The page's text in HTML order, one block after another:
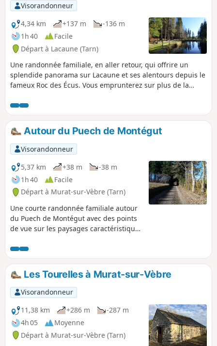
Visorandonneur
4,34 km
+137 m
-136 m
1h 40
Facile
Départ à Lacaune (Tarn)
Une randonnée familiale, en aller retour, qui offrire un
splendide panorama sur Lacaune et ses alentours depuis le
fameux Roc des Écus. Vous emprunterez sur plus de la
sans aucune difficulté, quasiment ombragé tout du long.
Autour du Puech de Montégut
Visorandonneur
5,37 km
+38 m
-38 m
1h 40
Facile
Départ à Murat-sur-Vèbre (Tarn)
Une courte randonnée familiale autour
du Puech de Montégut avec des points
de vue sur les paysages caractéristiques
Chemin de Saint-Jacques-de-
Compostelle, la via Tolosana (GR® 653).
Au départ ou à l'arrivée, à coupler avec
la visite du Centre d'Interprétation des
Statues-Menhirs.
Les Tourelles à Murat-sur-Vèbre
Visorandonneur
11,38 km
+286 m
-287 m
4h 05
Moyenne
Départ à Murat-sur-Vèbre (Tarn)